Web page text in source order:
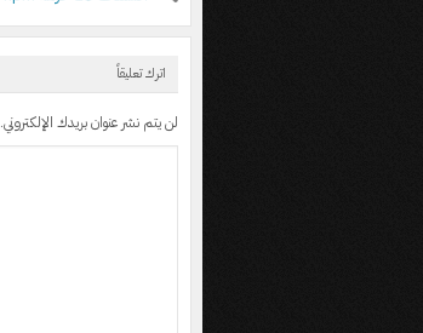
اترك تعليقاً
لن يتم نشر عنوان بريدك الإلكتروني.